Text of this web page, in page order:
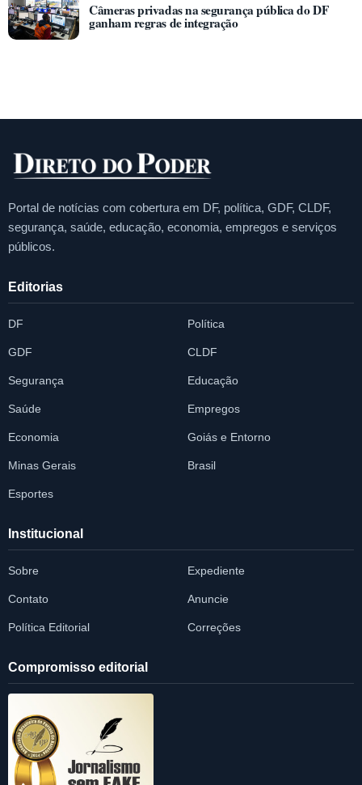
Câmeras privadas na segurança pública do DF
ganham regras de integração
Portal de notícias com cobertura em DF, política, GDF, CLDF,
segurança, saúde, educação, economia, empregos e serviços
públicos.
Editorias
DF Política
GDF CLDF
Segurança Educação
Saúde Empregos
Economia Goiás e Entorno
Minas Gerais Brasil
Esportes
Institucional
Sobre Expediente
Contato Anuncie
Política Editorial Correções
Compromisso editorial